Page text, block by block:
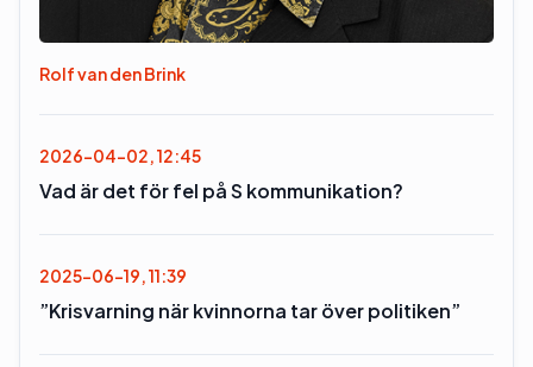
Rolf van den Brink
2026-04-02, 12:45
Vad är det för fel på S kommunikation?
2025-06-19, 11:39
”Krisvarning när kvinnorna tar över politiken”